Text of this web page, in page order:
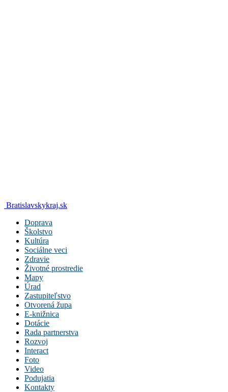
Bratislavskykraj.sk
Doprava
Školstvo
Kultúra
Sociálne veci
Zdravie
Životné prostredie
Mapy
Úrad
Zastupiteľstvo
Otvorená župa
E-knižnica
Dotácie
Rada partnerstva
Rozvoj
Interact
Foto
Video
Podujatia
Kontakty